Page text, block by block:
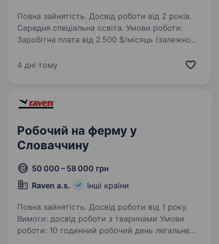
Повна зайнятість. Досвід роботи від 2 років.
Середня спеціальна освіта. Умови роботи:
Заробітна плата від 2 500 $/місяць (залежно
Вірджинія (Charlottesville), приблизно 2,5
4 дні тому
Робочий на ферму у
Словаччину
50 000 – 58 000 грн
Raven a.s.
Інші країни
Повна зайнятість. Досвід роботи від 1 року.
Вимоги: досвід роботи з тваринами Умови
роботи: 10 годинний робочий день легальне